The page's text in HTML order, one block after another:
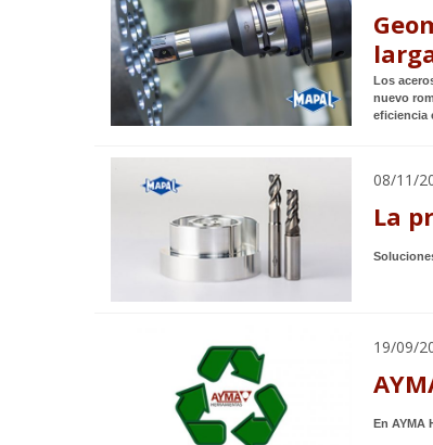
Los
nuevo
eficiencia
08/11/
La
19/09/
En